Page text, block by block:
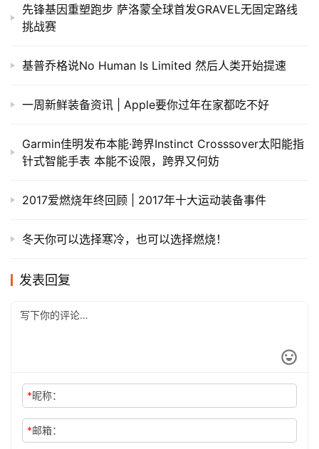
先锋基因重塑跑步 萨洛蒙全球首发GRAVEL无固定路线
挑战赛
基普乔格说No Human Is Limited 然后人类开始提速
一周新鲜装备资讯 | Apple要你过年在家都吃不好
Garmin佳明发布本能·跨界Instinct Crosssover太阳能指
针式智能手表 本能不设限，跨界又何妨
2017爱燃烧年终回顾 | 2017年十大运动装备事件
​冬天你可以选择寒冷，也可以选择燃烧！
发表回复
*昵称：
*邮箱：